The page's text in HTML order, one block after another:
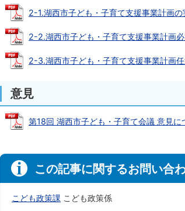
2-1.湖西市子ども・子育て支援事業計画
2-2.湖西市子ども・子育て支援事業計画
2-3.湖西市子ども・子育て支援事業計画
意見
第18回 湖西市子ども・子育て会議 意見
この記事に関するお問い合
こども政策課 こども政策係